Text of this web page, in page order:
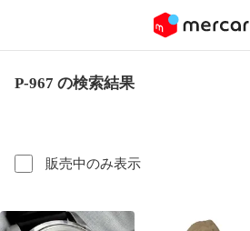
P-967 の検索結果
販売中のみ表示